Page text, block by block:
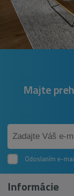
Majte
Odoslaním e-
Informácie